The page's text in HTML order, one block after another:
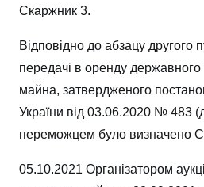
Скаржник 3.
Відповідно до абзацу другого
передачі в оренду
майна, затвердженого
України від 03.06.2020 № 483
переможцем було визначено
05.10.2021 Організатором